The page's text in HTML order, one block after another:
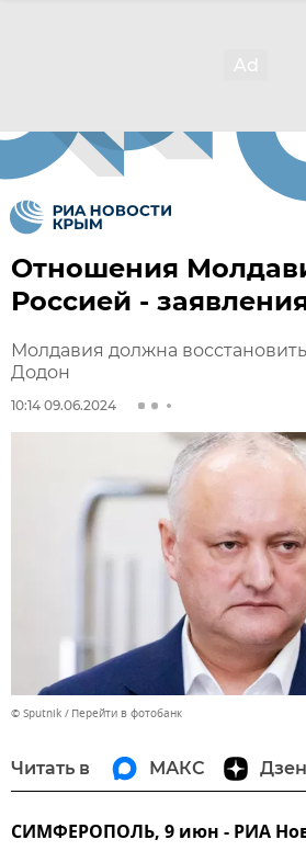
Отношения
Россией -
Молдавия должна
Додон
10:14 09.06.2024
© Sputnik Перейти в фотобанк
Читать в МАКС Дзен
СИМФЕРОПОЛЬ, 9 июн - РИА